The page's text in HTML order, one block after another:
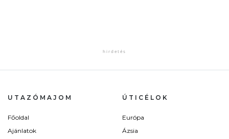
UTAZÓMAJOM
Főoldal
Ajánlatok
ÚTICÉLOK
Európa
Ázsia